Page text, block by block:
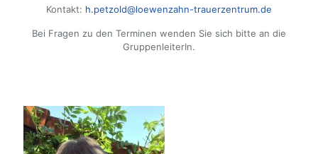
Kontakt: h.petzold@loewenzahn-trauerzentrum.de
Bei Fragen zu den Terminen wenden Sie sich bitte an die
GruppenleiterIn.